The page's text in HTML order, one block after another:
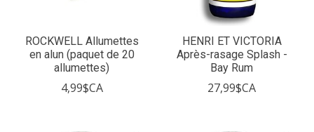
ROCKWELL Allumettes
en alun (paquet de 20
allumettes)
4,99$CA
HENRI ET VICTORIA
Après-rasage Splash -
Bay Rum
27,99$CA